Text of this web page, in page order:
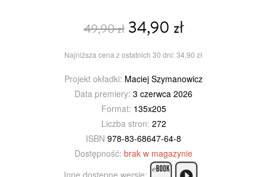
49,90 zł34,90 zł
Najniższa cena z ostatnich 30 dni: 34,90 zł
Projekt okładki: Maciej Szymanowicz
Data premiery: 3 czerwca 2026
Format: 135x205
Liczba stron: 272
ISBN 978-83-68647-64-8
Dostępność: brak w magazynie
Inne dostępne wersje: